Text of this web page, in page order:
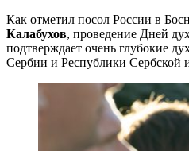
Как отметил посол России в
Калабухов, проведение Дней
подтверждает очень глубокие
Сербии и Республики Сербской